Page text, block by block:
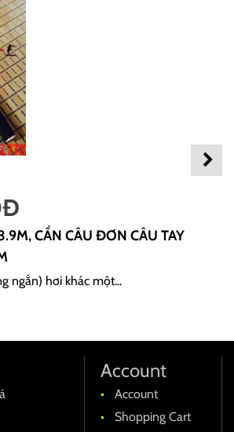
Đ
CẦN CÂU ĐƠN CÂU TAY
ngắn) hơi khác một...
Account
Account
Shopping Cart